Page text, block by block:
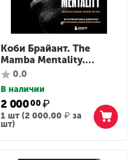
Коби Брайант. The
Mamba Mentality.
Философия моей игры
0.0
В наличии
2 00000₽
1 шт (2 000.00₽ за
шт)